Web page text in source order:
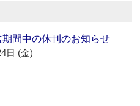
期間中の休刊のお知らせ
日 (金)